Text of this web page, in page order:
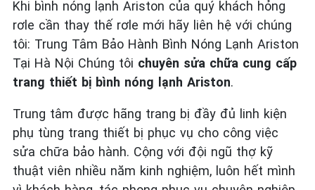
Khi bình nóng lạnh Ariston của quý khách hỏng
rơle cần thay thế rơle mới hãy liên hệ với chúng
tôi: Trung Tâm Bảo Hành Bình Nóng Lạnh Ariston
Tại Hà Nội Chúng tôi chuyên sửa chữa cung cấp
trang thiết bị bình nóng lạnh Ariston.
Trung tâm được hãng trang bị đầy đủ linh kiện
phụ tùng trang thiết bị phục vụ cho công việc
sửa chữa bảo hành. Cộng với đội ngũ thợ kỹ
thuật viên nhiều năm kinh nghiệm, luôn hết mình